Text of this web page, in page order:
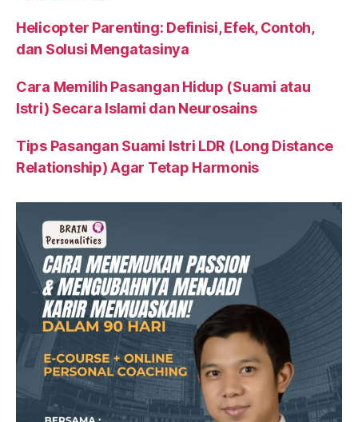
Helicopter Parenting: Definisi, Efek, Contoh,
dan Solusi Mengatasinya
Cara Memilih Pasangan Hidup (Suami atau
Istri) Secara Islami dan Neurosains
Tips Pasangan Suami Istri LDR (Long Distance
Relationship) Agar Tetap Harmonis